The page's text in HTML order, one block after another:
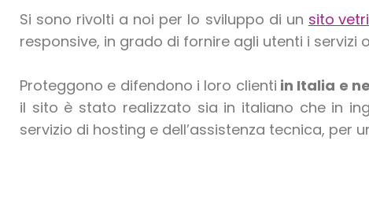
Si sono rivolti a noi per lo sviluppo di un sito
responsive, in grado di fornire agli utenti i servizi
Proteggono e difendono i loro clienti in Italia e
il sito è stato realizzato sia in italiano che in
servizio di hosting e dell’assistenza tecnica, per